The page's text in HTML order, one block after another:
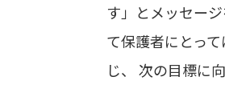
す」とメッセー
て保護者にとっ
じ、 次の目標に